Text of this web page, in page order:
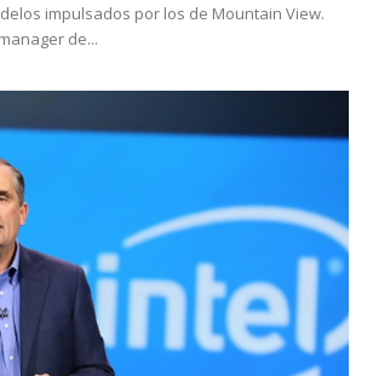
impulsados por los de Mountain View.
de...